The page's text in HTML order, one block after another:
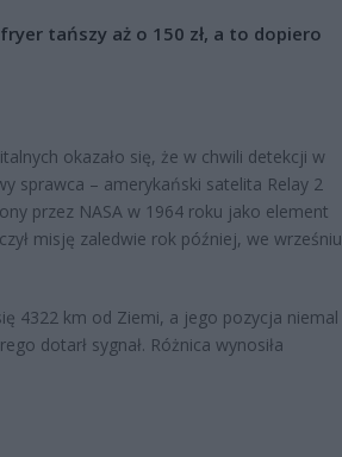
tańszy aż o 150 zł, a to dopiero
okazało się, że w chwili detekcji w
sprawca – amerykański satelita Relay 2
przez NASA w 1964 roku jako element
misję zaledwie rok później, we wrześniu
4322 km od Ziemi, a jego pozycja niemal
dotarł sygnał. Różnica wynosiła